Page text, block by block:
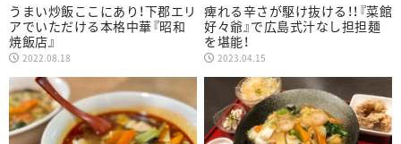
うまい炒飯ここにあり！下郡エリ
アでいただける本格中華『昭和
焼飯店』
2022.08.18
痺れる辛さが駆け抜ける！！『菜館
好々爺』で広島式汁なし担担麺
を堪能！
2023.04.15